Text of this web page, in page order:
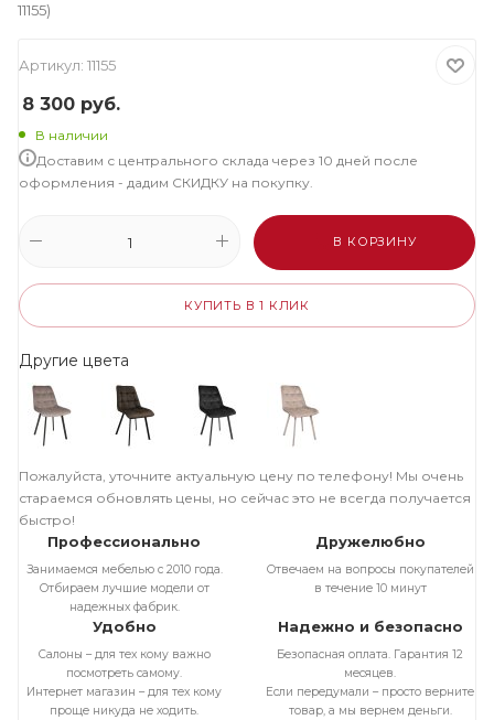
11155)
Артикул: 11155
8 300 руб.
В наличии
Доставим с центрального склада через 10 дней после
оформления - дадим СКИДКУ на покупку.
В КОРЗИНУ
КУПИТЬ В 1 КЛИК
Другие цвета
Пожалуйста, уточните актуальную цену по телефону! Мы очень
стараемся обновлять цены, но сейчас это не всегда получается
быстро!
Профессионально
Занимаемся мебелью с 2010 года.
Отбираем лучшие модели от
надежных фабрик.
Дружелюбно
Отвечаем на вопросы покупателей
в течение 10 минут
Удобно
Салоны – для тех кому важно
посмотреть самому.
Интернет магазин – для тех кому
проще никуда не ходить.
Надежно и безопасно
Безопасная оплата. Гарантия 12
месяцев.
Если передумали – просто верните
товар, а мы вернем деньги.